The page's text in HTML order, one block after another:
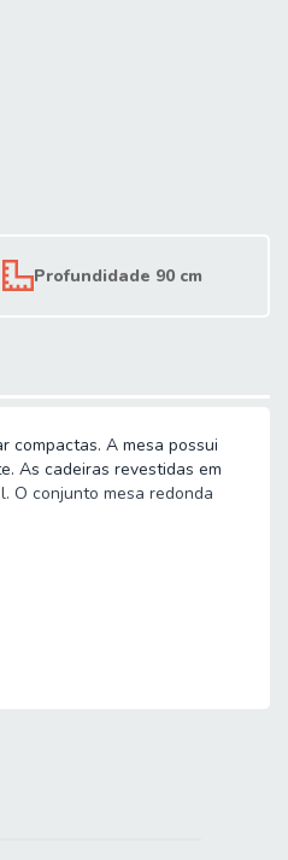
Profundidade 90 cm
compactas. A mesa possui
As cadeiras revestidas em
O conjunto mesa redonda